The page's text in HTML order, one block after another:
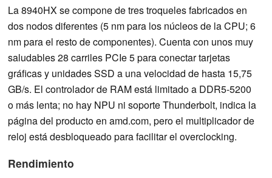
La 8940HX se compone de tres troqueles fabricados en
dos nodos diferentes (5 nm para los núcleos de la CPU; 6
nm para el resto de componentes). Cuenta con unos muy
saludables 28 carriles PCIe 5 para conectar tarjetas
gráficas y unidades SSD a una velocidad de hasta 15,75
GB/s. El controlador de RAM está limitado a DDR5-5200
o más lenta; no hay NPU ni soporte Thunderbolt, indica la
página del producto en amd.com, pero el multiplicador de
reloj está desbloqueado para facilitar el overclocking.
Rendimiento